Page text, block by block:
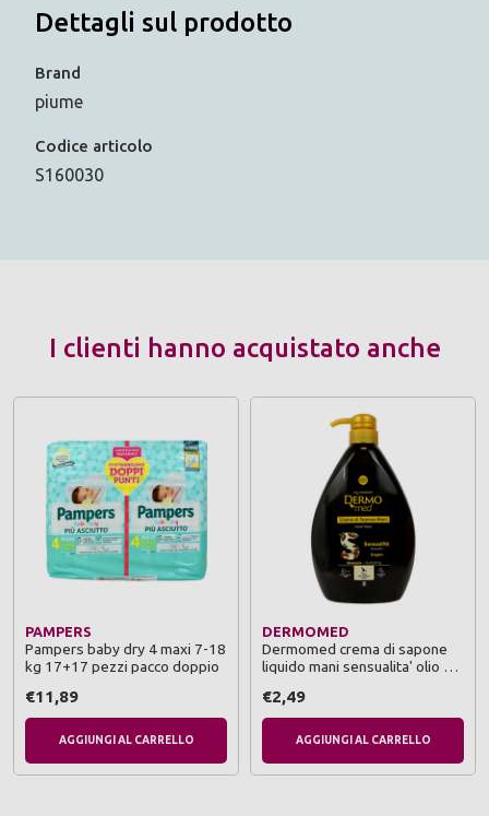
Dettagli sul prodotto
Brand
piume
Codice articolo
S160030
I clienti hanno acquistato anche
PAMPERS
Pampers baby dry 4 maxi 7-18
kg 17+17 pezzi pacco doppio
€11,89
AGGIUNGI AL CARRELLO
DERMOMED
Dermomed crema di sapone
liquido mani sensualita' olio di
€2,49
AGGIUNGI AL CARRELLO